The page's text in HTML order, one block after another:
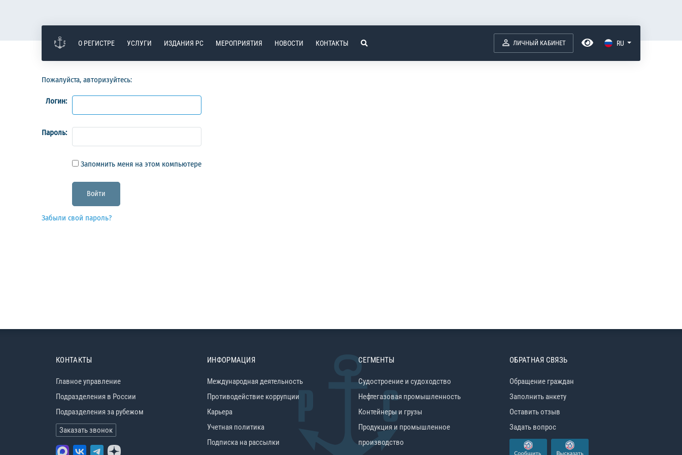
О РЕГИСТРЕ УСЛУГИ ИЗДАНИЯ РС МЕРОПРИЯТИЯ НОВОСТИ КОНТАКТЫ ЛИЧНЫЙ КАБИНЕТ RU
Пожалуйста, авторизуйтесь:
Логин:
Пароль:
Запомнить меня на этом компьютере
Забыли свой пароль?
КОНТАКТЫ
Главное управление
Подразделения в России
Подразделения за рубежом
Заказать звонок
ИНФОРМАЦИЯ
Международная деятельность
Противодействие коррупции
Карьера
Учетная политика
Подписка на рассылки
СЕГМЕНТЫ
Судостроение и судоходство
Нефтегазовая промышленность
Контейнеры и грузы
Продукция и промышленное
производство
ОБРАТНАЯ СВЯЗЬ
Обращение граждан
Заполнить анкету
Оставить отзыв
Задать вопрос